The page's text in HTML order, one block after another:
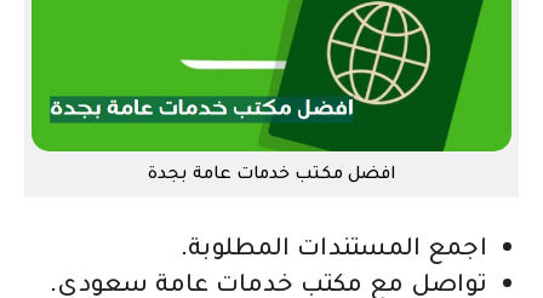
افضل مكتب خدمات عامة بجدة
اجمع المستندات المطلوبة.
تواصل مع مكتب خدمات عامة سعودي.